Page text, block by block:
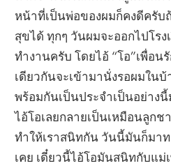
หน้าที่เป็นพ่อของผมก็คงดีครับ
สุขได้ ทุกๆ วันผมจะออกไปโร
ทำงานครับ โดยไอ้ “โอ”เพื่อ
เดียวกันจะเข้ามานั่งรอผมในบ้
พร้อมกันเป็นประจำเป็นอย่าง
ไอ้โอเลยกลายเป็นเหมือนลูก
ทำให้เราสนิทกัน วันนี้มันก็มา
เคย เดี๋ยวนี้ไอ้โอมันสนิทกับแ